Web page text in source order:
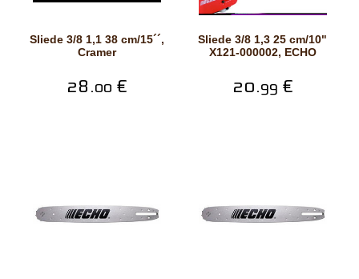
Sliede 3/8 1,1 38 cm/15´´,
Cramer
28.00 €
Sliede 3/8 1,3 25 cm/10"
X121-000002, ECHO
20.99 €